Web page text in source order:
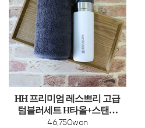
HH 프리미엄 레스쁘리 고급
텀블러세트 H타올+스탠리
고진공 슬림 보틀
46,750won